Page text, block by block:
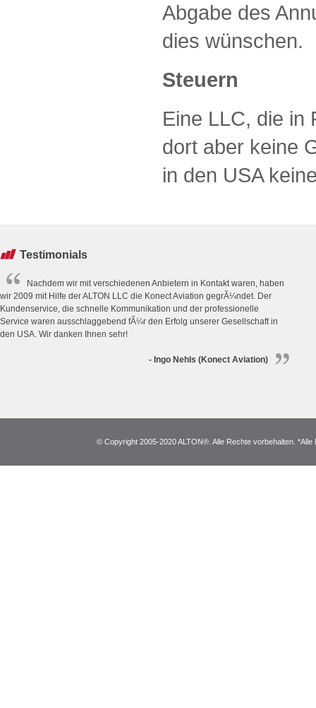
Abgabe des
dies wünschen.
Steuern
Eine LLC, die in
dort aber keine
in den USA
Testimonials
Nachdem wir mit verschiedenen Anbietern in Kontakt waren, haben
wir 2009 mit Hilfe der ALTON LLC die Konect Aviation gegrÃ¼ndet. Der
Kundenservice, die schnelle Kommunikation und der professionelle
Service waren ausschlaggebend fÃ¼r den Erfolg unserer Gesellschaft in
den USA. Wir danken Ihnen sehr!
- Ingo Nehls (Konect Aviation)
© Copyright 2005-2020 ALTON®. Alle Rechte vorbehalten.